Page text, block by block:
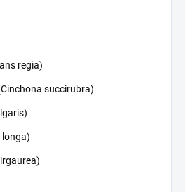
regia)
succirubra)
longa)